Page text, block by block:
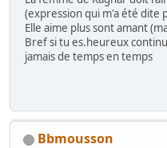
(expression qui m'a été dite
Elle aime plus sont amant
Bref si tu es.heureux
jamais de temps en temps
Bbmousson